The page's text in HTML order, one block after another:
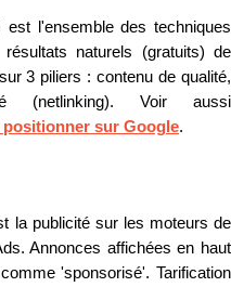
l'ensemble des techniques
naturels (gratuits) de
3 piliers : contenu de qualité,
(netlinking). Voir aussi
positionner sur Google.
la publicité sur les moteurs de
Annonces affichées en haut
'sponsorisé'. Tarification